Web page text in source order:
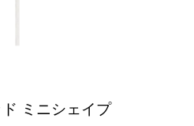
ド ミニシェイプ